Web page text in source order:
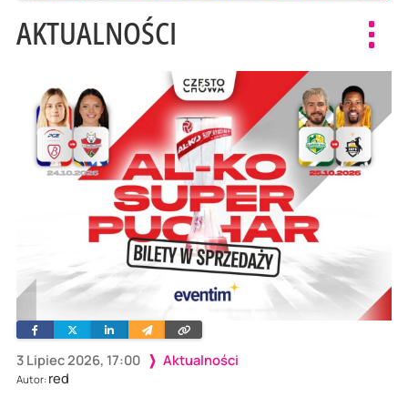
AKTUALNOŚCI
3 Lipiec 2026, 17:00 Aktualności
Autor: red
FacebookTwitterLinkedinWyślij
e-
Skopiuj
link